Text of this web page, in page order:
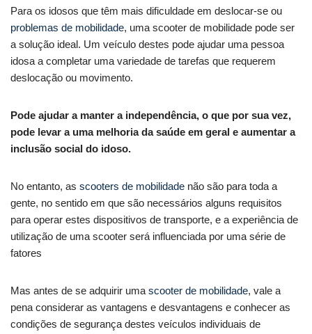
Para os idosos que têm mais dificuldade em deslocar-se ou
problemas de mobilidade, uma scooter de mobilidade pode ser
a solução ideal. Um veículo destes pode ajudar uma pessoa
idosa a completar uma variedade de tarefas que requerem
deslocação ou movimento.
Pode ajudar a manter a independência, o que por sua vez,
pode levar a uma melhoria da saúde em geral e aumentar a
inclusão social do idoso.
No entanto, as scooters de mobilidade não são para toda a
gente, no sentido em que são necessários alguns requisitos
para operar estes dispositivos de transporte, e a experiência de
utilização de uma scooter será influenciada por uma série de
fatores
Mas antes de se adquirir uma scooter de mobilidade, vale a
pena considerar as vantagens e desvantagens e conhecer as
condições de segurança destes veículos individuais de